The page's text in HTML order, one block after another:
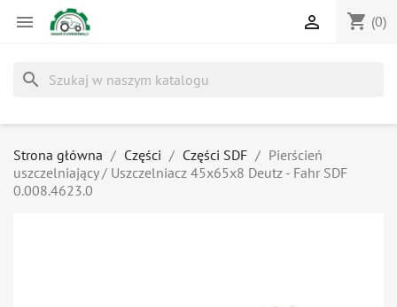
 shopping_cart (0)

search
Strona główna Części Części SDF
Pierścień
uszczelniający / Uszczelniacz 45x65x8 Deutz - Fahr SDF
0.008.4623.0